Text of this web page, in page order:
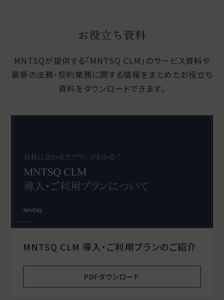
お役立ち資料
MNTSQが提供する「MNTSQ CLM」のサービス資料や
最新の法務・契約業務に関する情報をまとめたお役立ち
資料をダウンロードできます。
MNTSQ CLM 導入・ご利用プランのご紹介
PDFダウンロード